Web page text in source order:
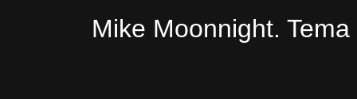
Mike Moonnight.